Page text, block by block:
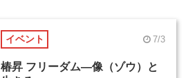
イベント 7/3
椿昇 フリーダム―像（ゾウ）と